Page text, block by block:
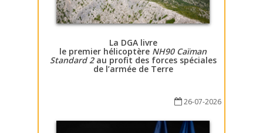
La DGA livre
le premier hélicoptère NH90 Caïman
Standard 2au profit des forces spéciales
de l’armée de Terre
26-07-2026